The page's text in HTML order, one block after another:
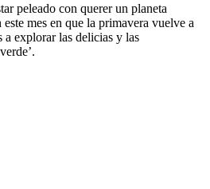
peleado con querer un planeta
mes en que la primavera vuelve a
a explorar las delicias y las